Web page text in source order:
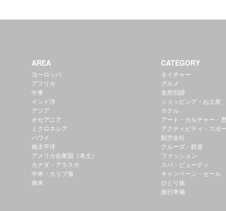
AREA
ヨーロッパ
アフリカ
中東
インド洋
アジア
オセアニア
ミクロネシア
ハワイ
南太平洋
アメリカ合衆国（本土）
カナダ・アラスカ
中米・カリブ海
南米
CATEGORY
ネイチャー
グルメ
名所旧跡
ショッピング・お土産
ホテル
アート・カルチャー・
アクティビティ・スポ
航空会社
クルーズ・鉄道
ファッション
スパ・ビューティ
キャンペーン・セール
ひとり旅
旅行準備